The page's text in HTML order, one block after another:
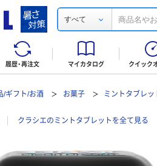
すべて
履歴・再注文 マイカタログ クイック
/ギフト/お酒 お菓子 ミントタブレッ
クラシエのミントタブレットを全て見る